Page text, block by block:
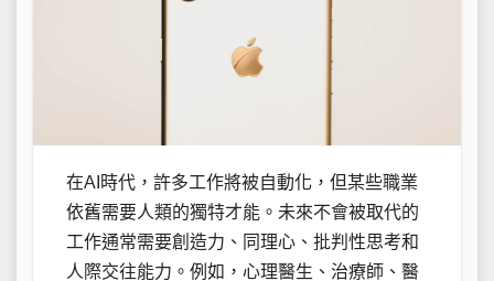
在AI時代，許多工作將被自動化，但某些職業
依舊需要人類的獨特才能。未來不會被取代的
工作通常需要創造力、同理心、批判性思考和
人際交往能力。例如，心理醫生、治療師、醫